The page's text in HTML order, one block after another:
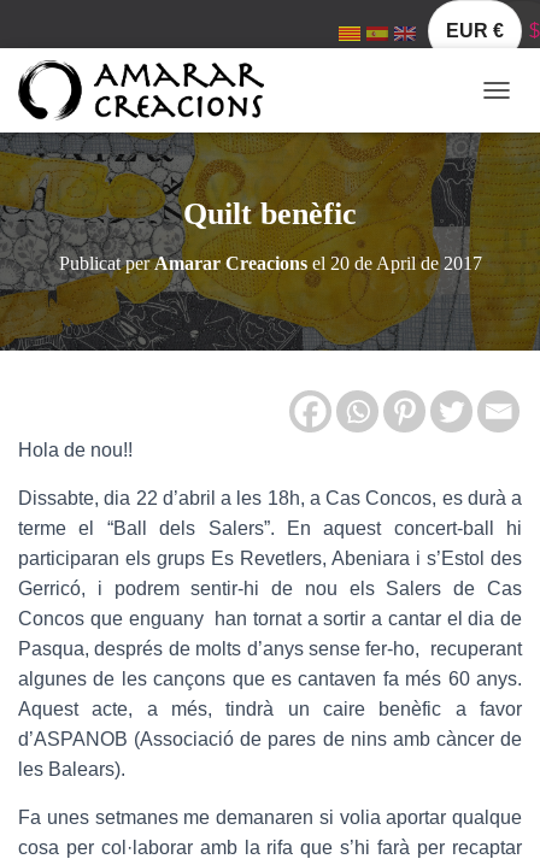
EUR € $
A
N
A
C
Quilt benèfic
Publicat perAmarar Creacionsel 20 de April de 2017
Hola de nou!!
Dissabte, dia 22 d’abril a les 18h, a Cas Concos, es durà a
terme el “Ball dels Salers”. En aquest concert-ball hi
participaran els grups Es Revetlers, Abeniara i s’Estol des
Gerricó, i podrem sentir-hi de nou els Salers de Cas
Concos que enguany han tornat a sortir a cantar el dia de
Pasqua, després de molts d’anys sense fer-ho, recuperant
algunes de les cançons que es cantaven fa més 60 anys.
Aquest acte, a més, tindrà un caire benèfic a favor
d’ASPANOB (Associació de pares de nins amb càncer de
les Balears).
Fa unes setmanes me demanaren si volia aportar qualque
cosa per col·laborar amb la rifa que s’hi farà per recaptar